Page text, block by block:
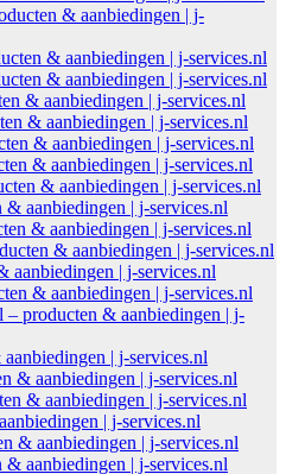
& aanbiedingen | j-
& aanbiedingen | j-services.nl
& aanbiedingen | j-services.nl
& aanbiedingen | j-services.nl
& aanbiedingen | j-services.nl
& aanbiedingen | j-services.nl
& aanbiedingen | j-services.nl
& aanbiedingen | j-services.nl
aanbiedingen | j-services.nl
& aanbiedingen | j-services.nl
& aanbiedingen | j-services.nl
aanbiedingen | j-services.nl
& aanbiedingen | j-services.nl
producten & aanbiedingen | j-
| j-services.nl
& aanbiedingen | j-services.nl
& aanbiedingen | j-services.nl
| j-services.nl
& aanbiedingen | j-services.nl
aanbiedingen | j-services.nl